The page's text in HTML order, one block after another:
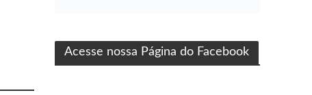
Acesse nossa Página do Facebook